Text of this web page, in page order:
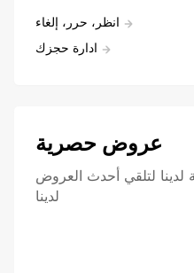
انظر، حرر، إلغاء
ادارة حجزك
عروض حصرية
لدينا لتلقي أحدث العروض
لدينا